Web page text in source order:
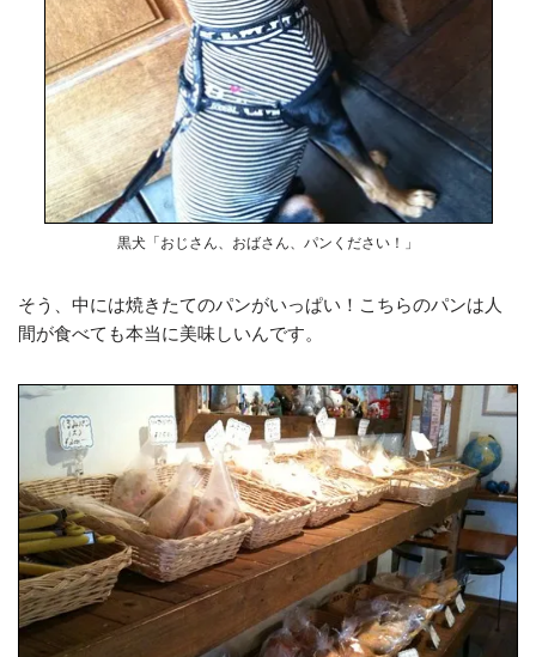
黒犬「おじさん、おばさん、パンください！」
そう、中には焼きたてのパンがいっぱい！こちらのパンは人
間が食べても本当に美味しいんです。